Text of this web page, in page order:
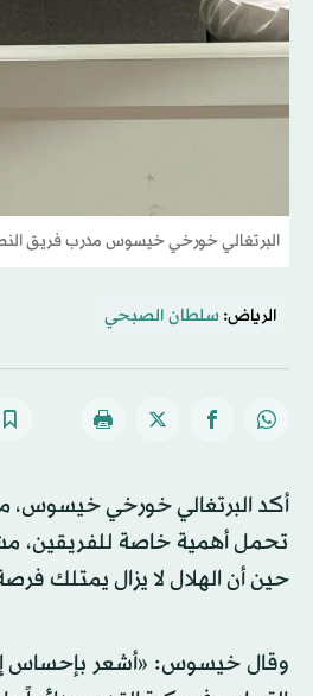
البرتغالي خورخي خيسوس مدرب فريق
الرياض: سلطان الصبحي
أكد البرتغالي خورخي خيسوس،
تحمل أهمية خاصة للفريقين،
حين أن الهلال لا يزال يمتلك
وقال خيسوس: «أشعر بإحساس